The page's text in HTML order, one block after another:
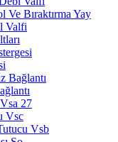
Bıraktırma Yay
Valfi
Bağlantı
27
Vsc
Vsb